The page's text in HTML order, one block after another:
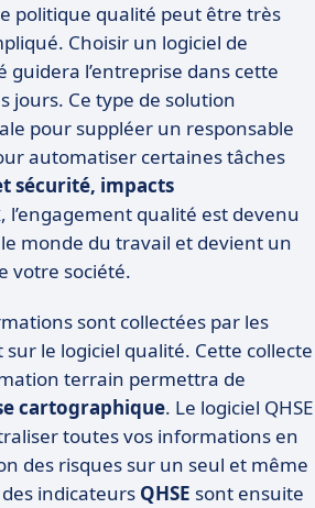
politique qualité peut être très
Choisir un logiciel de
l’entreprise dans cette
jours. Ce type de solution
pour suppléer un responsable
automatiser certaines tâches
sécurité, impacts
, l’engagement qualité est devenu
monde du travail et devient un
votre société.
sont collectées par les
le logiciel qualité. Cette collecte
terrain permettra de
cartographique. Le logiciel QHSE
toutes vos informations en
des risques sur un seul et même
indicateurs QHSE sont ensuite